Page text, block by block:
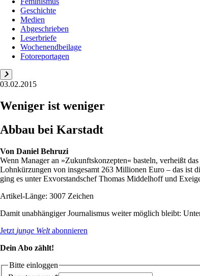
Geschichte
Medien
Abgeschrieben
Leserbriefe
Wochenendbeilage
Fotoreportagen
03.02.2015
Weniger ist weniger
Abbau bei Karstadt
Von Daniel Behruzi
Wenn Manager an »Zukunftskonzepten« basteln, verheißt
Lohnkürzungen von insgesamt 263 Millionen Euro – das ist
ging es unter Exvorstandschef Thomas Middelhoff und
Artikel-Länge: 3007 Zeichen
Damit unabhängiger Journalismus weiter möglich bleibt:
Jetzt junge Weltabonnieren
Dein Abo zählt!
Bitte einloggen